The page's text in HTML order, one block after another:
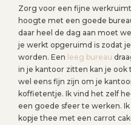
Zorg voor een fijne
hoogte met een goede
daar heel de dag aan moet
je werkt opgeruimd is zodat
worden. Een leeg bureau
in je kantoor zitten kan je ook
wel eens fijn zijn om je
koffietentje. Ik vind het zelf
een goede sfeer te werken.
kopje thee met een carrot